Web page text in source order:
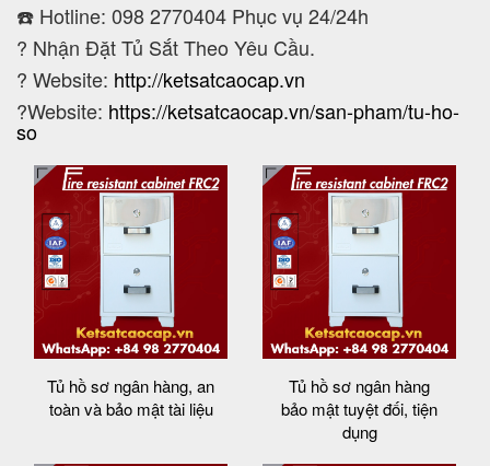
☎️ Hotline: 098 2770404 Phục vụ 24/24h
? Nhận Đặt Tủ Sắt Theo Yêu Cầu.
? Website: http://ketsatcaocap.vn
?Website: https://ketsatcaocap.vn/san-pham/tu-ho-
so
Tủ hồ sơ ngân hàng, an
toàn và bảo mật tài liệu
Tủ hồ sơ ngân hàng
bảo mật tuyệt đối, tiện
dụng